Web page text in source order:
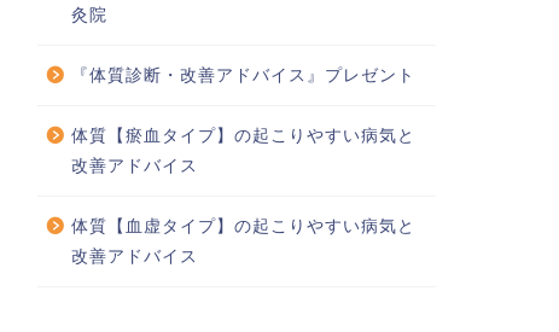
灸院
『体質診断・改善アドバイス』プレゼント
体質【瘀血タイプ】の起こりやすい病気と
改善アドバイス
体質【血虚タイプ】の起こりやすい病気と
改善アドバイス